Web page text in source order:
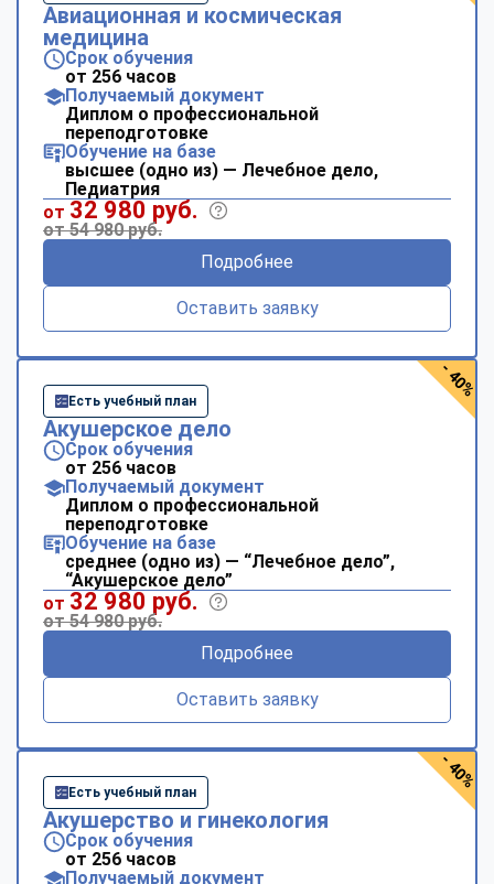
Авиационная и космическая
медицина
Срок обучения
от 256 часов
Получаемый документ
Диплом о профессиональной
переподготовке
Обучение на базе
высшее (одно из) — Лечебное дело,
Педиатрия
от 32 980 руб.
от 54 980 руб.
Подробнее
Оставить заявку
Есть учебный план
Акушерское дело
Срок обучения
от 256 часов
Получаемый документ
Диплом о профессиональной
переподготовке
Обучение на базе
среднее (одно из) — “Лечебное дело”,
“Акушерское дело”
от 32 980 руб.
от 54 980 руб.
Подробнее
Оставить заявку
- 40%
Есть учебный план
Акушерство и гинекология
Срок обучения
от 256 часов
Получаемый документ
- 40%